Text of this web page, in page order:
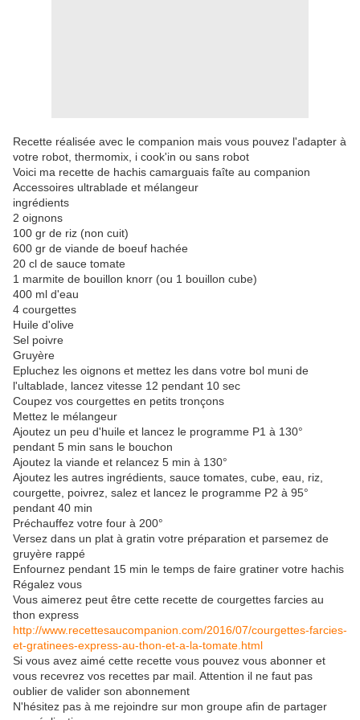
Recette réalisée avec le companion mais vous pouvez l'adapter à
votre robot, thermomix, i cook'in ou sans robot
Voici ma recette de hachis camarguais faîte au companion
Accessoires ultrablade et mélangeur
ingrédients
2 oignons
100 gr de riz (non cuit)
600 gr de viande de boeuf hachée
20 cl de sauce tomate
1 marmite de bouillon knorr (ou 1 bouillon cube)
400 ml d'eau
4 courgettes
Huile d'olive
Sel poivre
Gruyère
Epluchez les oignons et mettez les dans votre bol muni de
l'ultablade, lancez vitesse 12 pendant 10 sec
Coupez vos courgettes en petits tronçons
Mettez le mélangeur
Ajoutez un peu d'huile et lancez le programme P1 à 130°
pendant 5 min sans le bouchon
Ajoutez la viande et relancez 5 min à 130°
Ajoutez les autres ingrédients, sauce tomates, cube, eau, riz,
courgette, poivrez, salez et lancez le programme P2 à 95°
pendant 40 min
Préchauffez votre four à 200°
Versez dans un plat à gratin votre préparation et parsemez de
gruyère rappé
Enfournez pendant 15 min le temps de faire gratiner votre hachis
Régalez vous
Vous aimerez peut être cette recette de courgettes farcies au
thon express
http://www.recettesaucompanion.com/2016/07/courgettes-farcies-
et-gratinees-express-au-thon-et-a-la-tomate.html
Si vous avez aimé cette recette vous pouvez vous abonner et
vous recevrez vos recettes par mail. Attention il ne faut pas
oublier de valider son abonnement
N'hésitez pas à me rejoindre sur mon groupe afin de partager